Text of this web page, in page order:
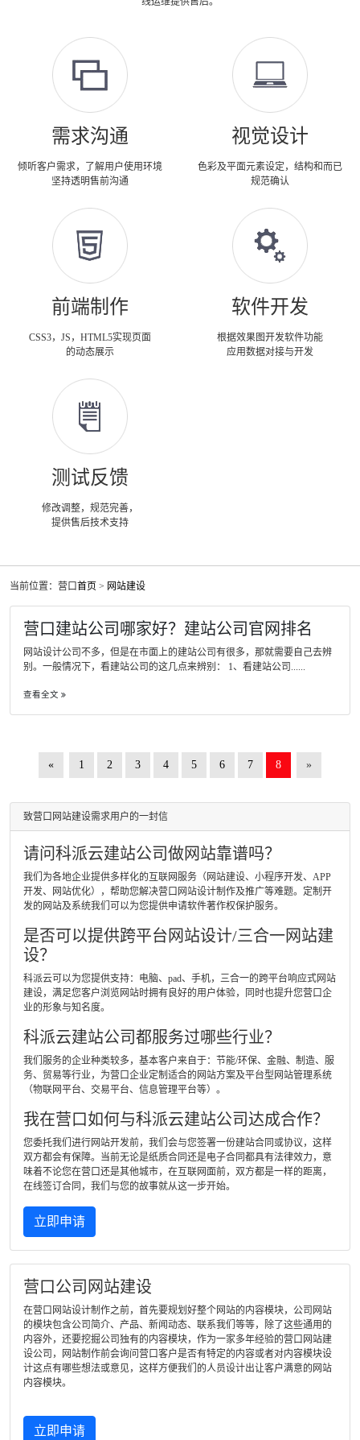
需求沟通
倾听客户需求，了解用户使用环境
坚持透明售前沟通
视觉设计
色彩及平面元素设定，结构和而已
规范确认
前端制作
CSS3，JS，HTML5实现页面
的动态展示
软件开发
根据效果图开发软件功能
应用数据对接与开发
测试反馈
修改调整，规范完善，
提供售后技术支持
当前位置：营口首页 > 网站建设
营口建站公司哪家好？建站公司官网排名
网站设计公司不多，但是在市面上的建站公司有很多，那就需要自己去辨
别。一般情况下，看建站公司的这几点来辨别： 1、看建站公司......
查看全文
« 1 2 3 4 5 6 7 8 »
致营口网站建设需求用户的一封信
请问科派云建站公司做网站靠谱吗？
我们为各地企业提供多样化的互联网服务（网站建设、小程序开发、APP
开发、网站优化），帮助您解决营口网站设计制作及推广等难题。定制开
发的网站及系统我们可以为您提供申请软件著作权保护服务。
是否可以提供跨平台网站设计/三合一网站建
设？
科派云可以为您提供支持：电脑、pad、手机，三合一的跨平台响应式网站
建设，满足您客户浏览网站时拥有良好的用户体验，同时也提升您营口企
业的形象与知名度。
科派云建站公司都服务过哪些行业？
我们服务的企业种类较多，基本客户来自于：节能/环保、金融、制造、服
务、贸易等行业，为营口企业定制适合的网站方案及平台型网站管理系统
（物联网平台、交易平台、信息管理平台等）。
我在营口如何与科派云建站公司达成合作？
您委托我们进行网站开发前，我们会与您签署一份建站合同或协议，这样
双方都会有保障。当前无论是纸质合同还是电子合同都具有法律效力，意
味着不论您在营口还是其他城市，在互联网面前，双方都是一样的距离，
在线签订合同，我们与您的故事就从这一步开始。
立即申请
营口公司网站建设
在营口网站设计制作之前，首先要规划好整个网站的内容模块，公司网站
的模块包含公司简介、产品、新闻动态、联系我们等等，除了这些通用的
内容外，还要挖掘公司独有的内容模块，作为一家多年经验的营口网站建
设公司，网站制作前会询问营口客户是否有特定的内容或者对内容模块设
计这点有哪些想法或意见，这样方便我们的人员设计出让客户满意的网站
内容模块。
立即申请